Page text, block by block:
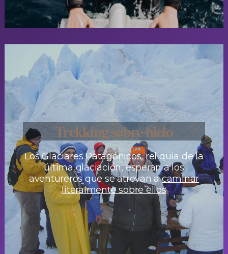
Trekking sobre hielo
Los Glaciares Patagónicos, reliquia de la
última glaciación, esperan a los
aventureros que se atrevan acaminar
literalmente sobre ellos